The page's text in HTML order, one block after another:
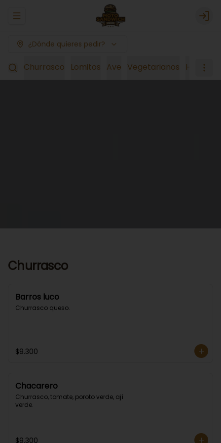
Abrir menu de navegación Login
¿Dónde quieres pedir?
Churrasco Lomitos Ave Vegetarianos Hot-dog
Churrasco
Barros luco
Churrasco queso.
$9.300
Chacarero
Churrasco, tomate, poroto verde, ají
verde.
$9.300